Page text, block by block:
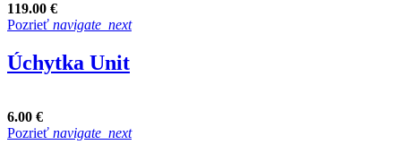
119.00 €
Pozrieť navigate_next
Úchytka Unit
6.00 €
Pozrieť navigate_next